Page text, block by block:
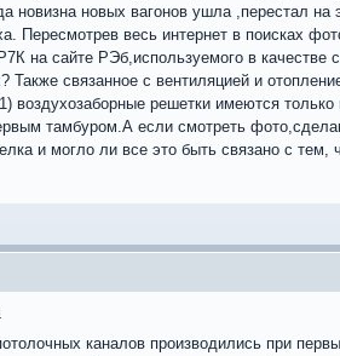
новизна новых вагонов ушла ,перестал
Пересмотрев весь интернет в поисках
на сайте РЭб,используемого в
Также связанное с вентиляцией и
воздухозаборные решетки имеются
тамбуром.А если смотреть
и могло ли все это быть связано с
каналов производились при